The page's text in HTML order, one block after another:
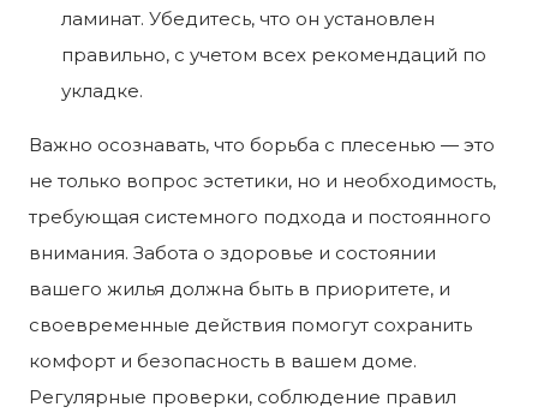
ламинат. Убедитесь, что он установлен
правильно, с учетом всех рекомендаций по
укладке.
Важно осознавать, что борьба с плесенью — это
не только вопрос эстетики, но и необходимость,
требующая системного подхода и постоянного
внимания. Забота о здоровье и состоянии
вашего жилья должна быть в приоритете, и
своевременные действия помогут сохранить
комфорт и безопасность в вашем доме.
Регулярные проверки, соблюдение правил